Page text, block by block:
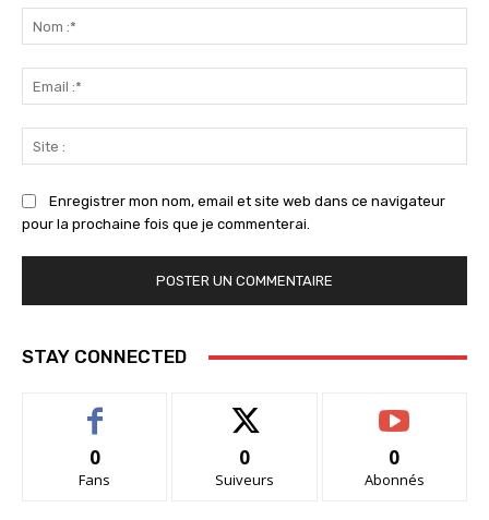
:*
:*
:
Enregistrer mon nom, email et site web dans ce navigateur
pour la prochaine fois que je commenterai.
STAY CONNECTED
0
Fans
0
Suiveurs
0
Abonnés